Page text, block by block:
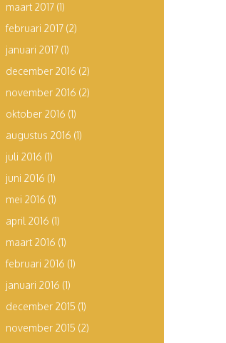
maart 2017 (1)
februari 2017 (2)
januari 2017 (1)
december 2016 (2)
november 2016 (2)
oktober 2016 (1)
augustus 2016 (1)
juli 2016 (1)
juni 2016 (1)
mei 2016 (1)
april 2016 (1)
maart 2016 (1)
februari 2016 (1)
januari 2016 (1)
december 2015 (1)
november 2015 (2)